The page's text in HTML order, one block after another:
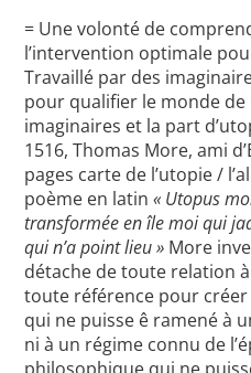
= Une volonté de
l’intervention optimale
Travaillé par des
pour qualifier le monde de
imaginaires et la part
1516, Thomas More, ami
pages carte de l’utopie /
poème en latin« Utopus
transformée en île moi qui
qui n’a point lieu » More
détache de toute relation
toute référence pour
qui ne puisse ê ramené à
ni à un régime connu de